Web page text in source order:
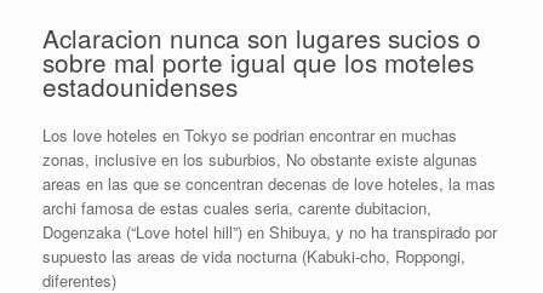
Aclaracion nunca son lugares sucios o
sobre mal porte igual que los moteles
estadounidenses
Los love hoteles en Tokyo se podri­an encontrar en muchas
zonas, inclusive en los suburbios, No obstante existe algunas
areas en las que se concentran decenas de love hoteles, la mas
archi famosa de estas cuales seri­a, carente dubitacion,
Dogenzaka (“Love hotel hill”) en Shibuya, y no ha transpirado por
supuesto las areas de vida nocturna (Kabuki-cho, Roppongi,
diferentes)